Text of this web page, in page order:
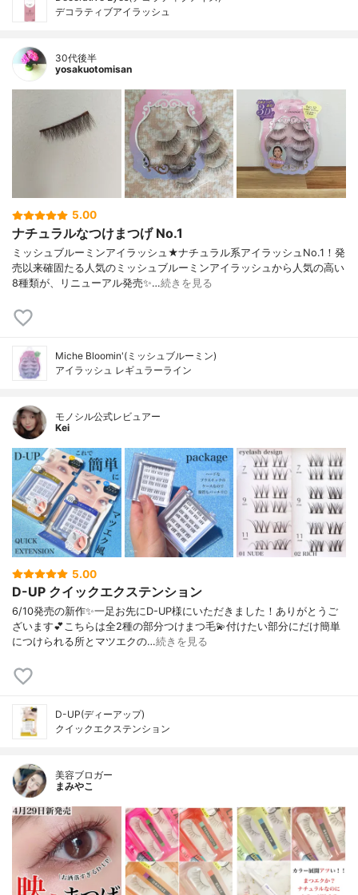
デコラティブアイラッシュ
30代後半
yosakuotomisan
5.00
ナチュラルなつけまつげ No.1
ミッシュブルーミンアイラッシュ★ナチュラル系アイラッシュNo.1！発
売以来確固たる人気のミッシュブルーミンアイラッシュから人気の高い
8種類が、リニューアル発売✨…続きを見る
Miche Bloomin'(ミッシュブルーミン)
アイラッシュ レギュラーライン
モノシル公式レビュアー
Kei
5.00
D-UP クイックエクステンション
6/10発売の新作✨一足お先にD-UP様にいただきました！ありがとうご
ざいます💕こちらは全2種の部分つけまつ毛💫付けたい部分にだけ簡単
につけられる所とマツエクの…続きを見る
D-UP(ディーアップ)
クイックエクステンション
美容ブロガー
まみやこ